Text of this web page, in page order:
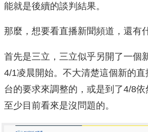
能就是後續的談判結果。
那麼，想要看直播新聞頻道，還有
首先是三立，三立似乎另開了一個
4/1凌晨開始。不大清楚這個新的
台的要求來調整的，或是到了4/8
至少目前看來是沒問題的。